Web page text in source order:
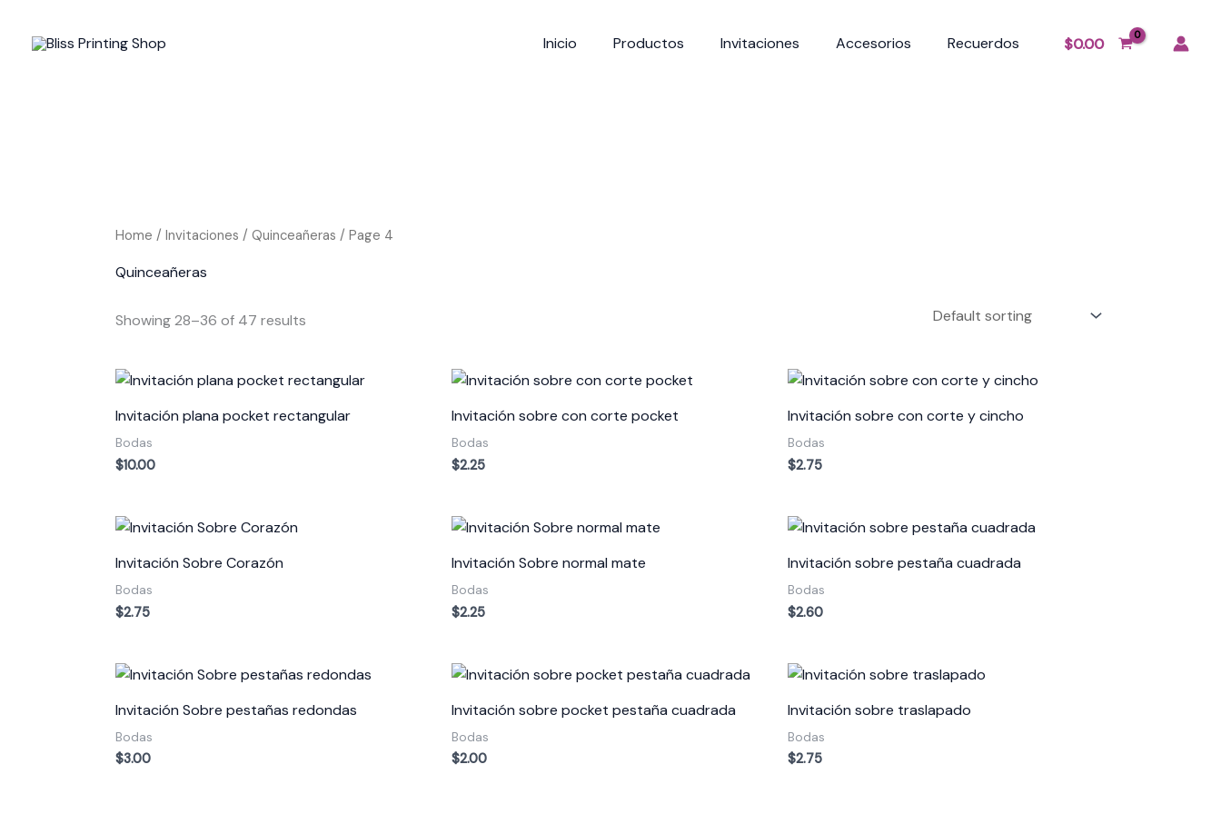
Inicio Productos Invitaciones Accesorios Recuerdos $0.00
Home / Invitaciones / Quinceañeras / Page 4
Quinceañeras
Showing 28–36 of 47 results
Invitación plana pocket rectangular
Bodas
$10.00
Invitación sobre con corte pocket
Bodas
$2.25
Invitación sobre con corte y cincho
Bodas
$2.75
Invitación Sobre Corazón
Bodas
$2.75
Invitación Sobre normal mate
Bodas
$2.25
Invitación sobre pestaña cuadrada
Bodas
$2.60
Invitación Sobre pestañas redondas
Bodas
$3.00
Invitación sobre pocket pestaña cuadrada
Bodas
$2.00
Invitación sobre traslapado
Bodas
$2.75